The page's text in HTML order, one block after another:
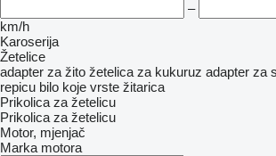
–
km/h
Karoserija
Žetelice
adapter za žito žetelica za kukuruz adapter za
repicu bilo koje vrste žitarica
Prikolica za žetelicu
Prikolica za žetelicu
Motor, mjenjač
Marka motora